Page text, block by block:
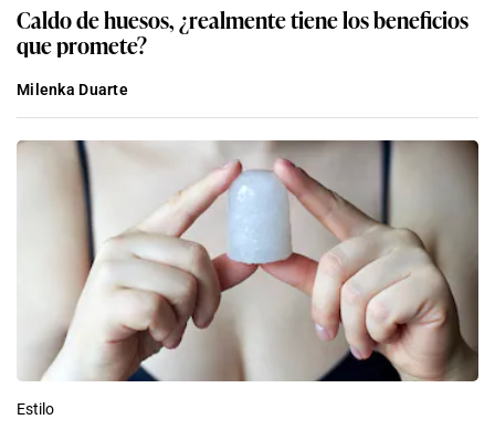
Caldo de huesos, ¿realmente tiene los beneficios
que promete?
Milenka Duarte
Estilo